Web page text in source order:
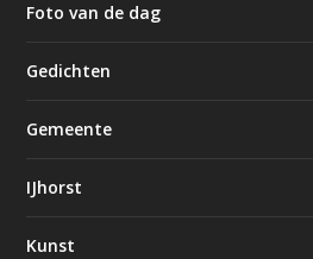
Foto van de dag
Gedichten
Gemeente
IJhorst
Kunst